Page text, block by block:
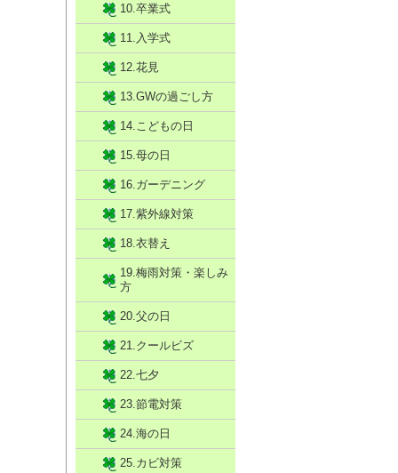
10.卒業式
11.入学式
12.花見
13.GWの過ごし方
14.こどもの日
15.母の日
16.ガーデニング
17.紫外線対策
18.衣替え
19.梅雨対策・楽しみ
方
20.父の日
21.クールビズ
22.七夕
23.節電対策
24.海の日
25.カビ対策